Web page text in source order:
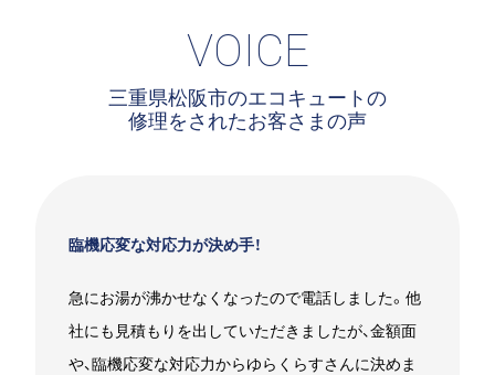
VOICE
三重県松阪市のエコキュートの
修理をされたお客さまの声
臨機応変な対応力が決め手！
急にお湯が沸かせなくなったので電話しました。他
社にも見積もりを出していただきましたが、金額面
や、臨機応変な対応力からゆらくらすさんに決めま